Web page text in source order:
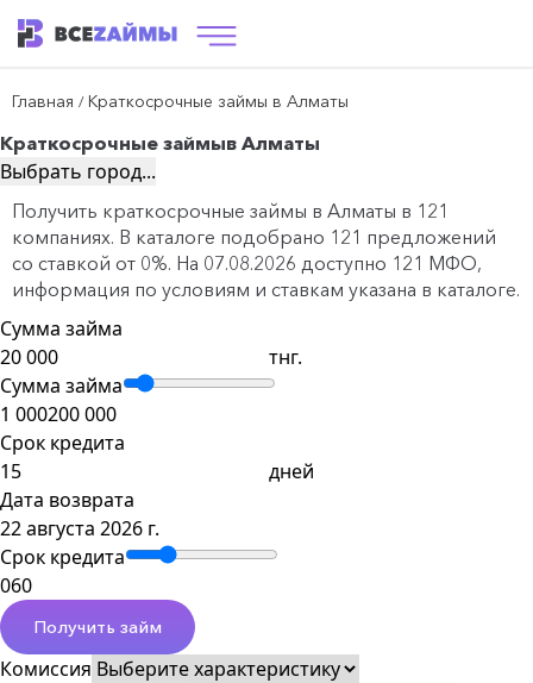
Главная / Краткосрочные займы в Алматы
Краткосрочные займыв Алматы
Выбрать город...
Получить краткосрочные займы в Алматы в 121
компаниях. В каталоге подобрано 121 предложений
со ставкой от 0%. На 07.08.2026 доступно 121 МФО,
информация по условиям и ставкам указана в каталоге.
Сумма займа
тнг.
Сумма займа
1 000200 000
Срок кредита
дней
Дата возврата
22 августа 2026 г.
Срок кредита
060
Получить займ
Комиссия